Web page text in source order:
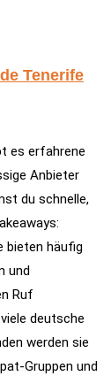
Tenerife
es erfahrene
Anbieter
du schnelle,
bieten häufig
und
Ruf
deutsche
werden sie
Gruppen und